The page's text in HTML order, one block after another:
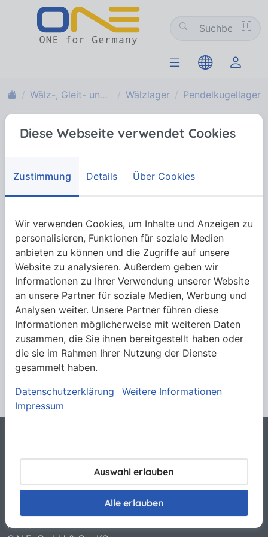
Wälz-, Gleit- und Gelenklager Wälzlager Pendelkugellager
Pendelkugellager
einer hohlkugligen Laufbahn im Außenring laufen.
Fluchtungsfehler von der Welle zum Gehäuse
werden, dank der Winkelbeweglichkeit des Lagers.
Zusätzlich weisen Pendelkugellager die geringste
Reibung unter den Wälzlagern auf, weshalb diese
auch bei höheren Drehzahlen etwas leiser und
kühler laufen, als andere Lagertypen. Zwei
Bohrungsvarianten des Innenrings stehen für die
Befestigung auf der Welle zur Verfügung, die
zylindrische und die konische.
Mehr anzeigen
Allgemeine Verkaufsbedingungen
Datenschutzerklärung
Haftungsausschluss
Kontakt
Diese Webseite verwendet Cookies
Zustimmung Details Über Cookies
Wir verwenden Cookies, um Inhalte und Anzeigen zu
personalisieren, Funktionen für soziale Medien
anbieten zu können und die Zugriffe auf unsere
Website zu analysieren. Außerdem geben wir
Informationen zu Ihrer Verwendung unserer Website
an unsere Partner für soziale Medien, Werbung und
Analysen weiter. Unsere Partner führen diese
Informationen möglicherweise mit weiteren Daten
zusammen, die Sie ihnen bereitgestellt haben oder
die sie im Rahmen Ihrer Nutzung der Dienste
gesammelt haben.
Datenschutzerklärung
Weitere Informationen
Impressum
Auswahl erlauben
Alle erlauben